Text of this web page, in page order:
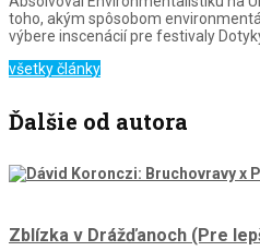
toho, akým spôsobom
výbere inscenácií pre festivaly
všetky články
Ďalšie od autora
Zblízka v Drážďanoch (Pre